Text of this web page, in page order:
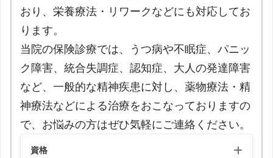
おり、栄養療法・リワークなどにも対応してお
ります。
当院の保険診療では、うつ病や不眠症、パニッ
ク障害、統合失調症、認知症、大人の発達障害
など、一般的な精神疾患に対し、薬物療法・精
神療法などによる治療をおこなっておりますの
で、お悩みの方はぜひ気軽にご連絡ください。
資格